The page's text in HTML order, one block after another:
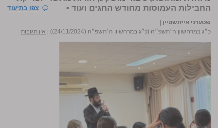
החבילות העמוסות מחודש החגים ועוד •
צפו בתיעוד
שטערני אייזנשטיין |
כ״ג במרחשוון ה׳תשפ״ה (כ״ג במרחשוון ה׳תשפ״ה (24/11/2024))
| אין תגובות